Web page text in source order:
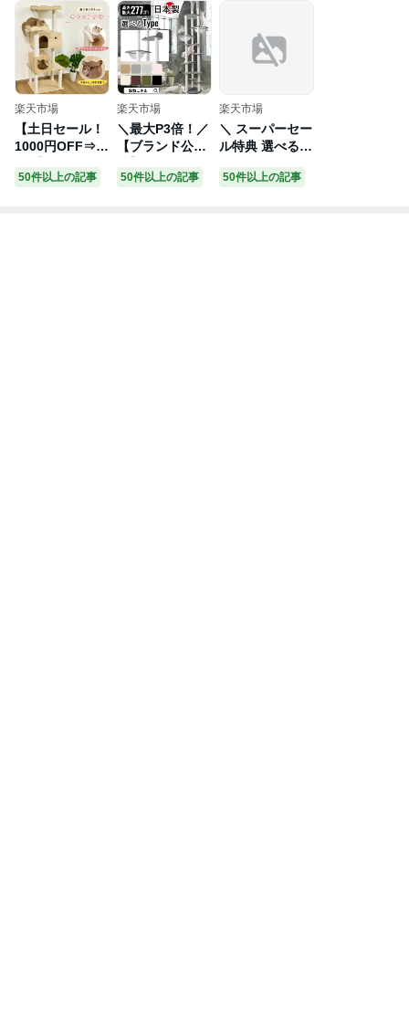
楽天市場
【土日セール！
1000円OFF⇒8
／RAKU キャッ
50件以上の記事
楽天市場
＼最大P3倍！／
【ブランド公
MA 日本製 ハイ
50件以上の記事
楽天市場
＼ スーパーセー
ル特典 選べるプ
ペーン／ 大型猫
50件以上の記事